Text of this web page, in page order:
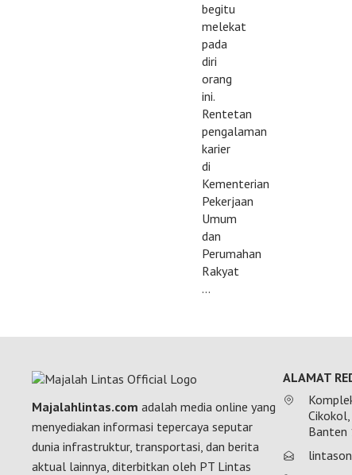
begitu
melekat
pada
diri
orang
ini.
Rentetan
pengalaman
karier
di
Kementerian
Pekerjaan
Umum
dan
Perumahan
Rakyat
…
Majalahlintas.com adalah media online yang
menyediakan informasi tepercaya seputar
dunia infrastruktur, transportasi, dan berita
aktual lainnya, diterbitkan oleh PT Lintas
ALAMAT
Banten